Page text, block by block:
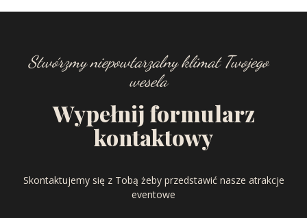
Stwórzmy niepowtarzalny klimat Twojego
wesela
Wypełnij formularz
kontaktowy
Skontaktujemy się z Tobą żeby przedstawić nasze atrakcje
eventowe